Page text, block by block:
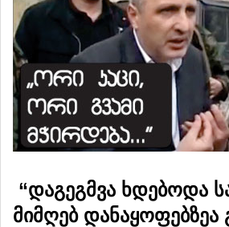
“დაგეგმვა ხდებოდა
მიმღებ